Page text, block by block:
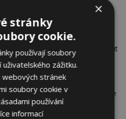
doléhat na stávající konstrukce
vlny se mohou časem
vytvořit. Je třeba tyto
je mezi krokve a dotlačit
např. izolaci expanzní
s podkladem konstrukcí.
i vnější pojistnou fólii.
prostupů, oken a ostatní práce
×
stránky
cookie.
používají soubory
uživatelského zážitku.
webových stránek
soubory cookie v
používání
informací